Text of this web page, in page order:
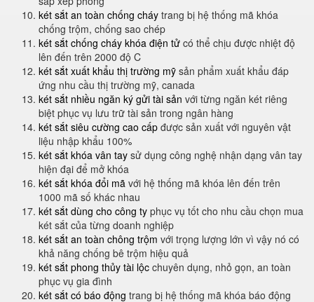
két sắt an toàn chống cháy trang bị hệ thống mã khóa
chống trộm, chống sao chép
két sắt chống cháy khóa điện tử có thể chịu được nhiệt độ
lên đến trên 2000 độ C
két sắt xuất khẩu thị trường mỹ sản phẩm xuất khẩu đáp
ứng nhu cầu thị trường mỹ, canada
két sắt nhiều ngăn ký gửi tài sản với từng ngăn két riêng
biệt phục vụ lưu trữ tài sản trong ngân hàng
két sắt siêu cường cao cấp được sản xuất với nguyên vật
liệu nhập khẩu 100%
két sắt khóa vân tay sử dụng công nghệ nhận dạng vân tay
hiện đại để mở khóa
két sắt khóa đổi mã với hệ thống mã khóa lên đến trên
1000 mã số khác nhau
két sắt dùng cho công ty phục vụ tốt cho nhu cầu chọn mua
két sắt của từng doanh nghiệp
két sắt an toàn chông trộm với trọng lượng lớn vì vậy nó có
khả năng chống bê trộm hiệu quả
két sắt phong thủy tài lộc chuyên dụng, nhỏ gọn, an toàn
phục vụ gia đình
két sắt có báo động trang bị hệ thống mã khóa báo động